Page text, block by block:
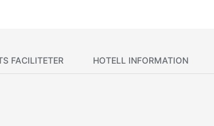
FACILITETER HOTELL INFORMATION